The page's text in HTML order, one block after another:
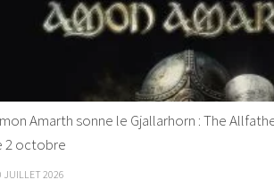
Amarth sonne le Gjallarhorn : The
2 octobre
JUILLET 2026